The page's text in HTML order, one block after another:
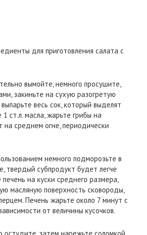
для приготовления салата с
вымойте, немного просушите,
закиньте на сухую разогретую
весь сок, который выделят
1 ст.л. масла, жарьте грибы на
на среднем огне, периодически
немного подморозьте в
твердый субпродукт будет легче
на куски среднего размера,
масляную поверхность сковороды,
Печень жарьте около 7 минут с
от величины кусочков.